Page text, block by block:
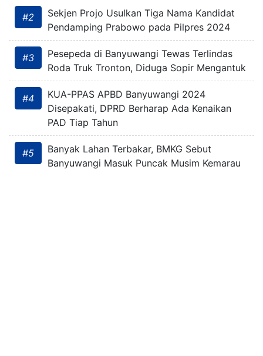
#2
Sekjen Projo Usulkan Tiga Nama Kandidat
Pendamping Prabowo pada Pilpres 2024
#3
Pesepeda di Banyuwangi Tewas Terlindas
Roda Truk Tronton, Diduga Sopir Mengantuk
#4
KUA-PPAS APBD Banyuwangi 2024
Disepakati, DPRD Berharap Ada Kenaikan
PAD Tiap Tahun
#5
Banyak Lahan Terbakar, BMKG Sebut
Banyuwangi Masuk Puncak Musim Kemarau